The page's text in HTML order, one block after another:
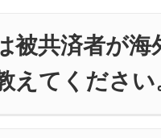
被共済者が海
えてください